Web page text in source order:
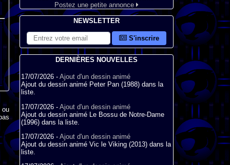
ou
Postez une petite annonce
NEWSLETTER
S'inscrire
DERNIÈRES NOUVELLES
17/07/2026 - Ajout d'un dessin animé
Ajout du dessin animé Peter Pan (1988) dans la
liste.
17/07/2026 - Ajout d'un dessin animé
Ajout du dessin animé Le Bossu de Notre-Dame
(1996) dans la liste.
17/07/2026 - Ajout d'un dessin animé
Ajout du dessin animé Vic le Viking (2013) dans la
liste.